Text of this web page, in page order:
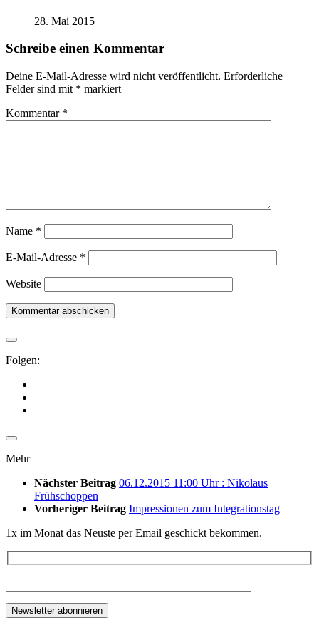
28. Mai 2015
Schreibe einen Kommentar
Deine E-Mail-Adresse wird nicht veröffentlicht. Erforderliche
Felder sind mit * markiert
Kommentar *
Name *
E-Mail-Adresse *
Website
Folgen:
Mehr
Nächster Beitrag 06.12.2015 11:00 Uhr : Nikolaus
Frühschoppen
Vorheriger Beitrag Impressionen zum Integrationstag
1x im Monat das Neuste per Email geschickt bekommen.